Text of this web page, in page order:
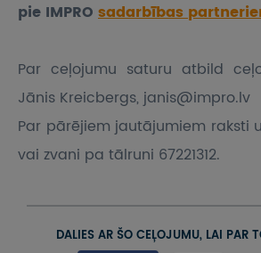
pie IMPRO sadarbības
Par ceļojumu saturu atbild
Jānis Kreicbergs, janis@impro.lv
Par pārējiem jautājumiem raksti
vai zvani pa tālruni 67221312.
DALIES AR ŠO CEĻOJUMU, LAI PAR